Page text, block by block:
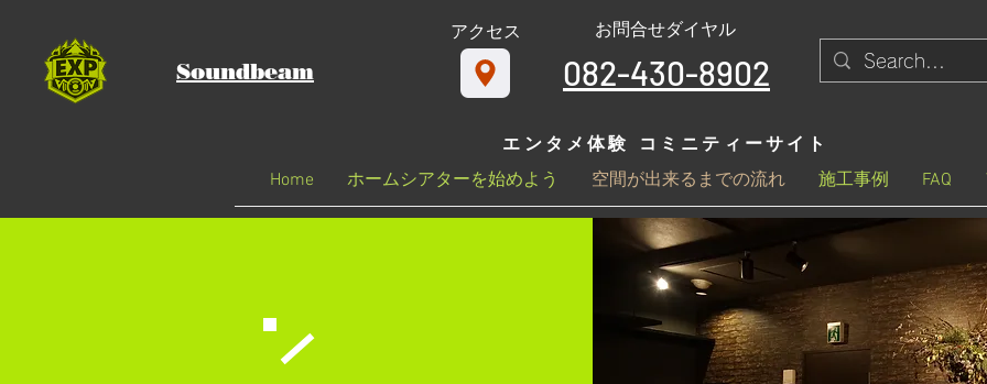
Soundbeam
​アクセス お問合せダイヤル
082-430-8902
エンタメ体験 コミニティーサイト
Home ホームシアターを始めよう 空間が出来るまでの流れ 施工事例 FAQ